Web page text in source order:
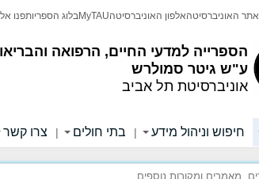
הספרייה למדעי החיים, הרפואה
ע"ש גיטר סמולרש
אוניברסיטת תל אביב
אתר האוניברסיטהאלפון האוניברסיטהMyTAUבלוג הספריותפנו
חיפוש וניהול מידע | בתי חולים | צרו קשר